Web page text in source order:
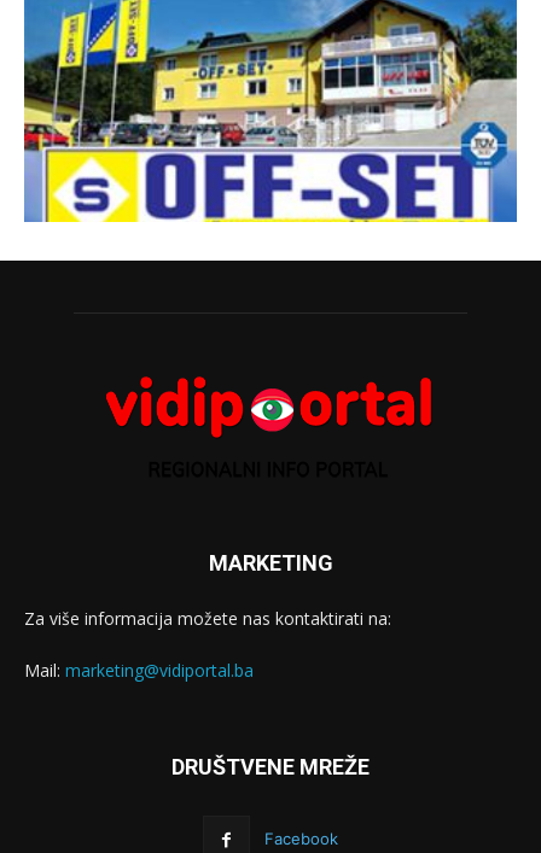
MARKETING
Za više informacija možete nas kontaktirati na:
Mail: marketing@vidiportal.ba
DRUŠTVENE MREŽE
Facebook